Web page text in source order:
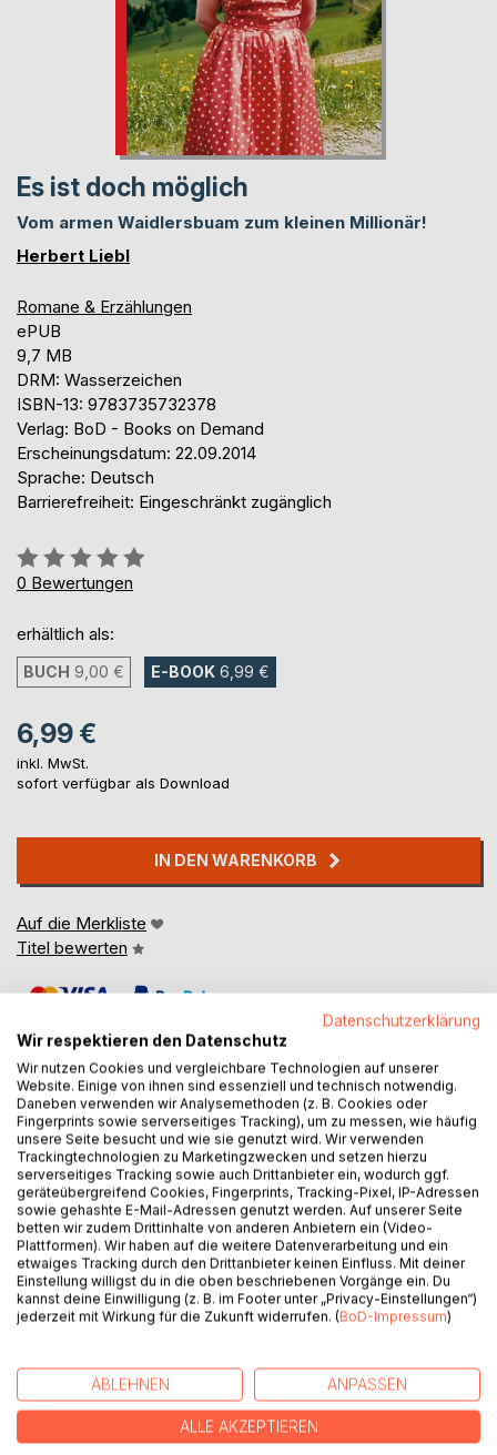
Es ist doch möglich
Vom armen Waidlersbuam zum kleinen Millionär!
Herbert Liebl
Romane & Erzählungen
ePUB
9,7 MB
DRM: Wasserzeichen
ISBN-13: 9783735732378
Verlag: BoD - Books on Demand
Erscheinungsdatum: 22.09.2014
Sprache: Deutsch
Barrierefreiheit: Eingeschränkt zugänglich
Bewertung::
0%
0 Bewertungen
erhältlich als:
BUCH 9,00 € E-BOOK 6,99 €
6,99 €
inkl. MwSt.
sofort verfügbar als Download
IN DEN WARENKORB
Auf die Merkliste
Titel bewerten
BESCHREIBUNG
Herbert Liebl erzählt in diesem kleinen Buch seine eigene
Lebensgeschichte. Er wuchs im Dreiburgenland im
südlichen Bayerischen Wald als achtes von zehn Kindern in
ärmlichen Verhältnissen auf. Doch als arm empfindet er
seine Kindheit trotz des harten, mühsamen Lebens nicht.
Vom Elternhaus zu Ehrlichkeit, Sparsamkeit und Arbeit
erzogen, genießen die Kinder das Leben in unmittelbarer
Böhmschuhen laufen sie im Winter „Schlittschuh“ auf der
zugefrorenen Ilz, erhaschen im Sommer mit bloßen
Händen Fische in diesem wildromantischen Fluss. Doch mit
der Lehre beginnt für den 14-Jährigen eine
Datenschutzerklärung
Wir respektieren den Datenschutz
Wir nutzen Cookies und vergleichbare Technologien auf unserer
Website. Einige von ihnen sind essenziell und technisch notwendig.
Daneben verwenden wir Analysemethoden (z. B. Cookies oder
Fingerprints sowie serverseitiges Tracking), um zu messen, wie häufig
unsere Seite besucht und wie sie genutzt wird. Wir verwenden
Trackingtechnologien zu Marketingzwecken und setzen hierzu
serverseitiges Tracking sowie auch Drittanbieter ein, wodurch ggf.
geräteübergreifend Cookies, Fingerprints, Tracking-Pixel, IP-Adressen
sowie gehashte E-Mail-Adressen genutzt werden. Auf unserer Seite
betten wir zudem Drittinhalte von anderen Anbietern ein (Video-
Plattformen). Wir haben auf die weitere Datenverarbeitung und ein
etwaiges Tracking durch den Drittanbieter keinen Einfluss. Mit deiner
Einstellung willigst du in die oben beschriebenen Vorgänge ein. Du
kannst deine Einwilligung (z. B. im Footer unter „Privacy-Einstellungen“)
jederzeit mit Wirkung für die Zukunft widerrufen. (BoD-Impressum)
ABLEHNEN ANPASSEN
ALLE AKZEPTIEREN